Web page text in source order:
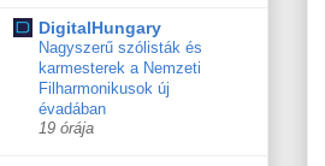
DigitalHungary
Nagyszerű szólisták és
karmesterek a Nemzeti
Filharmonikusok új
évadában
19 órája